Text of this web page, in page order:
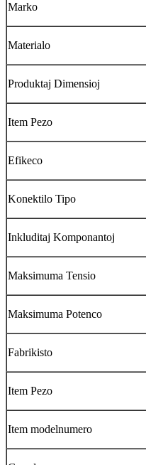
Marko
Materialo
Produktaj Dimensioj
Item Pezo
Efikeco
Konektilo Tipo
Inkluditaj Komponantoj
Maksimuma Tensio
Maksimuma Potenco
Fabrikisto
Item Pezo
Item modelnumero